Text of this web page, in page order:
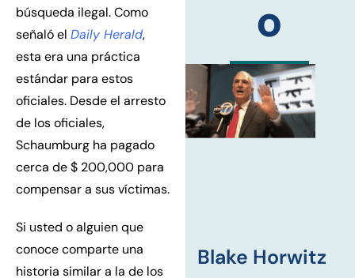
búsqueda ilegal. Como
señaló el Daily Herald,
esta era una práctica
estándar para estos
oficiales. Desde el arresto
de los oficiales,
Schaumburg ha pagado
cerca de $ 200,000 para
compensar a sus víctimas.
Si usted o alguien que
conoce comparte una
historia similar a la de los
o
Blake Horwitz